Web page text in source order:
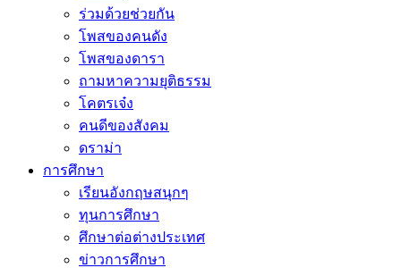
ร่วมด้วยช่วยกัน
โพสของคนดัง
โพสของดารา
ถามหาความยุติธรรม
โคตรเจ๋ง
คนดีของสังคม
ดราม่า
การศึกษา
เรียนอังกฤษสนุกๆ
ทุนการศึกษา
ศึกษาต่อต่างประเทศ
ข่าวการศึกษา